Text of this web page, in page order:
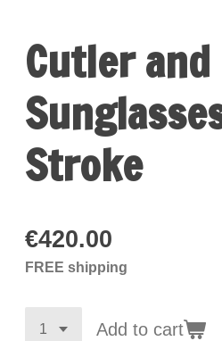
Cutler and
Stroke
€420.00
FREE shipping
Add to cart